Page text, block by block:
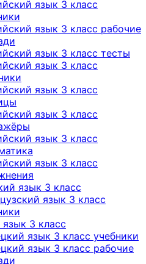
язык 3 класс
язык 3 класс рабочие
язык 3 класс тесты
язык 3 класс
язык 3 класс
язык 3 класс
язык 3 класс
язык 3 класс
язык 3 класс
язык 3 класс
3 класс
язык 3 класс учебники
язык 3 класс рабочие